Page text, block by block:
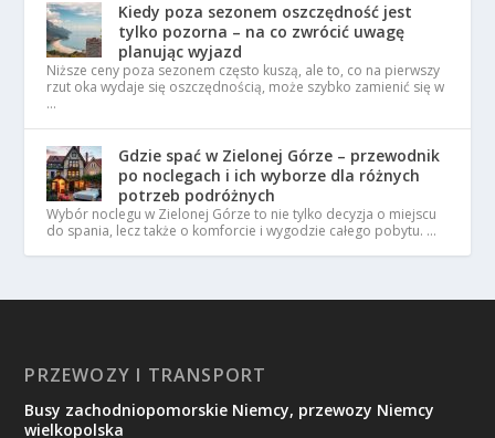
Kiedy poza sezonem oszczędność jest
tylko pozorna – na co zwrócić uwagę
planując wyjazd
Niższe ceny poza sezonem często kuszą, ale to, co na pierwszy
rzut oka wydaje się oszczędnością, może szybko zamienić się w
…
Gdzie spać w Zielonej Górze – przewodnik
po noclegach i ich wyborze dla różnych
potrzeb podróżnych
Wybór noclegu w Zielonej Górze to nie tylko decyzja o miejscu
do spania, lecz także o komforcie i wygodzie całego pobytu. …
PRZEWOZY I TRANSPORT
Busy zachodniopomorskie Niemcy, przewozy Niemcy
wielkopolska